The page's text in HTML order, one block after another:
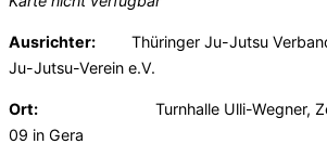
Ausrichter: Thüringer Ju-Jutsu
Ju-Jutsu-Verein e.V.
Ort: Turnhalle Ulli-Wegner,
09 in Gera